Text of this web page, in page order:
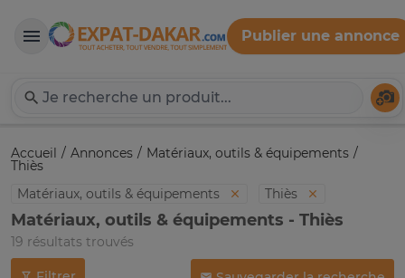
Expat-Dakar
Publier une annonce
Accueil Annonces Matériaux, outils & équipements
Thiès
Matériaux, outils & équipements
Thiès
Matériaux, outils & équipements - Thiès
19 résultats trouvés